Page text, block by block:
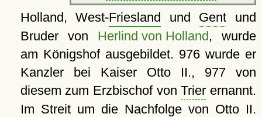
Holland, West-Friesland und Gent und
Bruder von Herlind von Holland, wurde
am Königshof ausgebildet. 976 wurde er
Kanzler bei Kaiser Otto II., 977 von
diesem zum Erzbischof vonTrier ernannt.
Im Streit um die Nachfolge von Otto II.